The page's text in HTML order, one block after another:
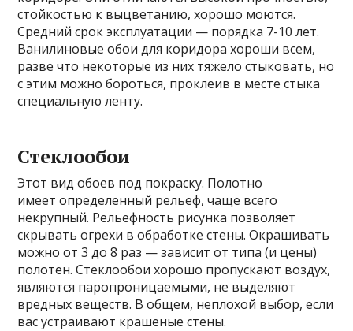
стойкостью к выцветанию, хорошо моются.
Средний срок эксплуатации — порядка 7-10 лет.
Ванилиновые обои для коридора хороши всем,
разве что некоторые из них тяжело стыковать, но
с этим можно бороться, проклеив в месте стыка
специальную ленту.
Стеклообои
Этот вид обоев под покраску. Полотно
имеет определенный рельеф, чаще всего
некрупный. Рельефность рисунка позволяет
скрывать огрехи в обработке стены. Окрашивать
можно от 3 до 8 раз — зависит от типа (и цены)
полотен. Стеклообои хорошо пропускают воздух,
являются паропроницаемыми, не выделяют
вредных веществ. В общем, неплохой выбор, если
вас устраивают крашеные стены.